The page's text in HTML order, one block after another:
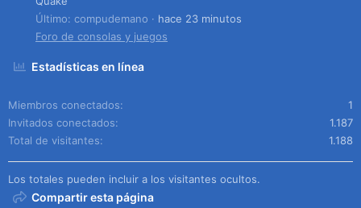
Último: compudemano
hace 23 minutos
Foro de consolas y juegos
Estadísticas en línea
Miembros conectados
1
Invitados conectados
1.187
Total de visitantes
1.188
Los totales pueden incluir a los visitantes ocultos.
Compartir esta página